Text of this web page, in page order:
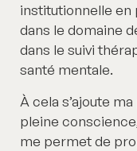
institutionnelle en
dans le domaine
dans le suivi
santé mentale.
À cela s’ajoute
pleine
me permet de